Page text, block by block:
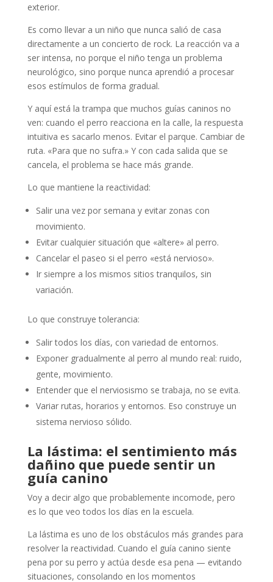
exterior.
Es como llevar a un niño que nunca salió de casa
directamente a un concierto de rock. La reacción va a
ser intensa, no porque el niño tenga un problema
neurológico, sino porque nunca aprendió a procesar
esos estímulos de forma gradual.
Y aquí está la trampa que muchos guías caninos no
ven: cuando el perro reacciona en la calle, la respuesta
intuitiva es sacarlo menos. Evitar el parque. Cambiar de
ruta. «Para que no sufra.» Y con cada salida que se
cancela, el problema se hace más grande.
Lo que mantiene la reactividad:
Salir una vez por semana y evitar zonas con
movimiento.
Evitar cualquier situación que «altere» al perro.
Cancelar el paseo si el perro «está nervioso».
Ir siempre a los mismos sitios tranquilos, sin
variación.
Lo que construye tolerancia:
Salir todos los días, con variedad de entornos.
Exponer gradualmente al perro al mundo real: ruido,
gente, movimiento.
Entender que el nerviosismo se trabaja, no se evita.
Variar rutas, horarios y entornos. Eso construye un
sistema nervioso sólido.
La lástima: el sentimiento más
dañino que puede sentir un
guía canino
Voy a decir algo que probablemente incomode, pero
es lo que veo todos los días en la escuela.
La lástima es uno de los obstáculos más grandes para
resolver la reactividad. Cuando el guía canino siente
pena por su perro y actúa desde esa pena — evitando
situaciones, consolando en los momentos